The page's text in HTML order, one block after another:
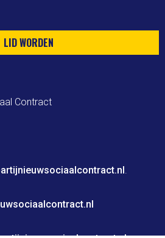
LID WORDEN
Contract
.